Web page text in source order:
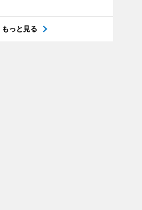
もっと見る